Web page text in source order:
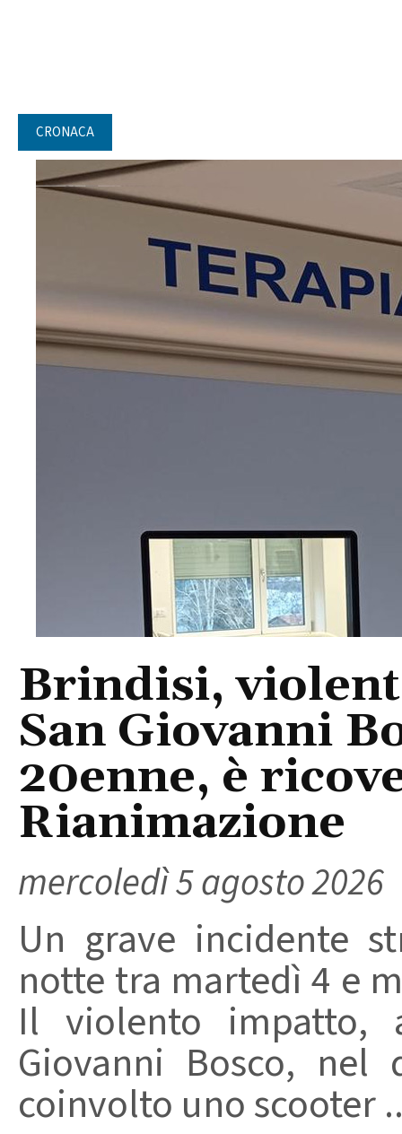
CRONACA
Brindisi,
San Giovanni
20enne, è
Rianimazione
mercoledì 5 agosto 2026
Un grave incidente
notte tra martedì 4 e
Il violento impatto,
Giovanni Bosco, nel
coinvolto uno scooter